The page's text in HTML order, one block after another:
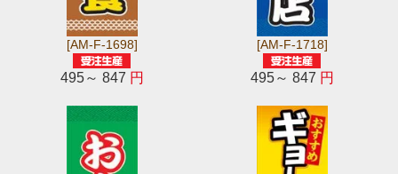
[AM-F-1698]
495～ 847 円
[AM-F-1718]
495～ 847 円